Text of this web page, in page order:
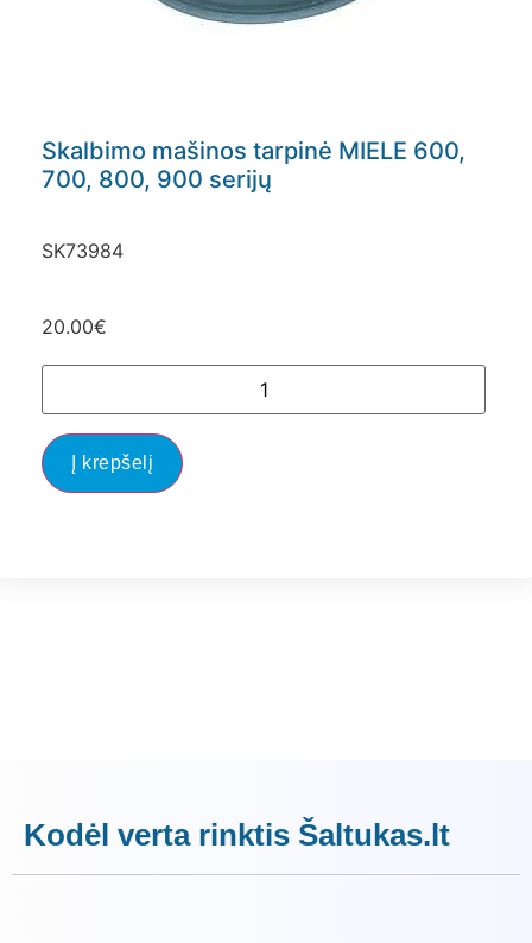
Skalbimo mašinos tarpinė MIELE 600,
700, 800, 900 serijų
SK73984
20.00€
Į krepšelį
Kodėl verta rinktis Šaltukas.lt